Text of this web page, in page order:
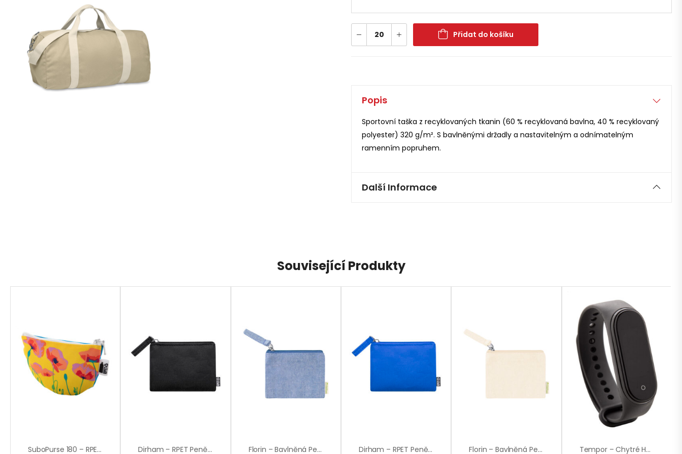
Přidat do košíku
Popis
Sportovní taška z recyklovaných tkanin (60 % recyklovaná bavlna, 40 % recyklovaný
polyester) 320 g/m². S bavlněnými držadly a nastavitelným a odnímatelným
ramenním popruhem.
Další Informace
Související Produkty
SuboPurse 180 – RPET Taštička Na Zakázku Dirham – RPET Peněženka Florin – Bavlněná Peněženka Dirham – RPET Peněženka Florin – Bavlněná Peněženka Tempor – Chytré Hodinky S Teploměrem